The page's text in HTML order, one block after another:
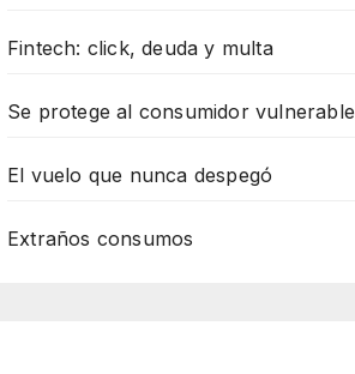
Fintech: click, deuda y multa
Se protege al consumidor vulnerable
El vuelo que nunca despegó
Extraños consumos